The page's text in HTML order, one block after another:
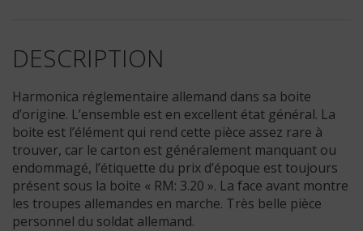
DESCRIPTION
Harmonica réglementaire allemand dans sa boite
d’origine. L’ensemble est en excellent état général. La
boite est l’élément qui rend cette pièce assez rare à
trouver, car le carton est généralement manquant ou
endommagé, l’étiquette du prix d’époque est toujours
présent sous la boite « RM: 3.20 ». La face avant montre
les troupes allemandes en marche. Très belle pièce
personnel du soldat allemand.